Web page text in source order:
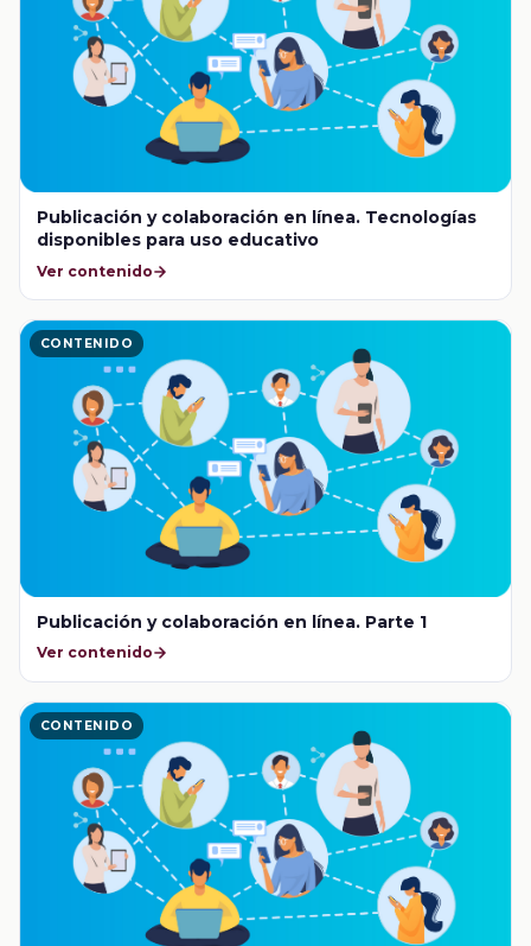
Publicación y colaboración en línea. Tecnologías
disponibles para uso educativo
Ver contenido
CONTENIDO
Publicación y colaboración en línea. Parte 1
Ver contenido
CONTENIDO